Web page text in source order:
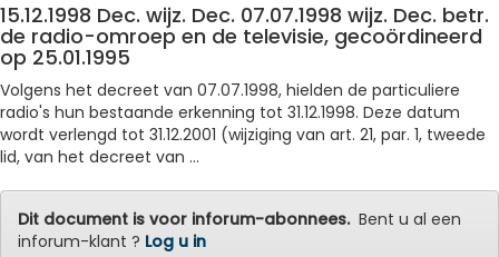
15.12.1998 Dec. wijz. Dec. 07.07.1998 wijz. Dec. betr.
de radio-omroep en de televisie, gecoördineerd
op 25.01.1995
Volgens het decreet van 07.07.1998, hielden de particuliere
radio's hun bestaande erkenning tot 31.12.1998. Deze datum
wordt verlengd tot 31.12.2001 (wijziging van art. 21, par. 1, tweede
lid, van het decreet van ...
Dit document is voor inforum-abonnees.Bent u al een
inforum-klant ? Log u in